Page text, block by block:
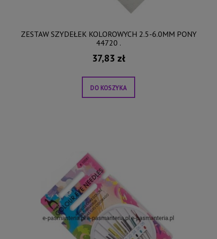
ZESTAW SZYDEŁEK KOLOROWYCH 2.5-6.0MM PONY
44720 .
37,83 zł
DO KOSZYKA